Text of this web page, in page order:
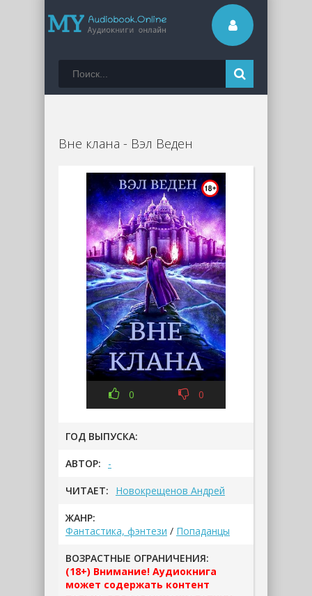
Вне клана - Вэл Веден
0 0
ГОД ВЫПУСКА:
АВТОР: -
ЧИТАЕТ: Новокрещенов Андрей
ЖАНР:
Фантастика, фэнтези / Попаданцы
ВОЗРАСТНЫЕ ОГРАНИЧЕНИЯ:
(18+) Внимание! Аудиокнига
может содержать контент